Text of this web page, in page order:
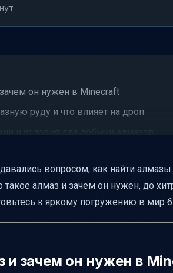
он нужен в Minecraft
руду и что влияет на дроп
и условия для добычи алмазов
на дроп
с алмазами и алмазным блоком
алмазы кроме шахт
вопросом, как найти
такое алмаз и зачем он нужен, до
к яркому погружению в
и зачем он нужен в